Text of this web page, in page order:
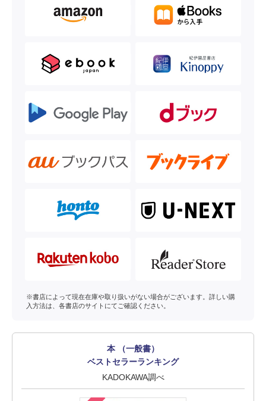
※書店によって現在在庫や取り扱いがない場合がございます。詳しい購
入方法は、各書店のサイトにてご確認ください。
本 （一般書）
ベストセラーランキング
KADOKAWA調べ